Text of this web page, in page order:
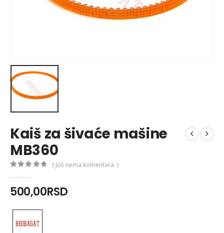
Kaiš za šivaće mašine
MB360
( Još nema komentara. )
500,00RSD